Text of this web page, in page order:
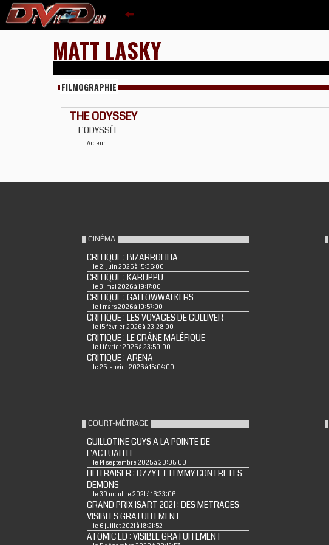
MATT LASKY
FILMOGRAPHIE
THE ODYSSEY
L'ODYSSÉE
Acteur
CINÉMA
CRITIQUE : BIZARROFILIA
le 21 juin 2026 à 15:36:00
CRITIQUE : KARUPPU
le 31 mai 2026 à 19:17:00
CRITIQUE : GALLOWWALKERS
le 1 mars 2026 à 19:57:00
CRITIQUE : LES VOYAGES DE GULLIVER
le 15 février 2026 à 23:28:00
CRITIQUE : LE CRÂNE MALÉFIQUE
le 1 février 2026 à 23:59:00
CRITIQUE : ARENA
le 25 janvier 2026 à 18:04:00
COURT-MÉTRAGE
GUILLOTINE GUYS A LA POINTE DE
L'ACTUALITE
le 14 septembre 2025 à 20:08:00
HELLRAISER : OZZY ET LEMMY CONTRE LES
DEMONS
le 30 octobre 2021 à 16:33:06
GRAND PRIX ISART 2021 : DES METRAGES
VISIBLES GRATUITEMENT
le 6 juillet 2021 à 18:21:52
ATOMIC ED : VISIBLE GRATUITEMENT